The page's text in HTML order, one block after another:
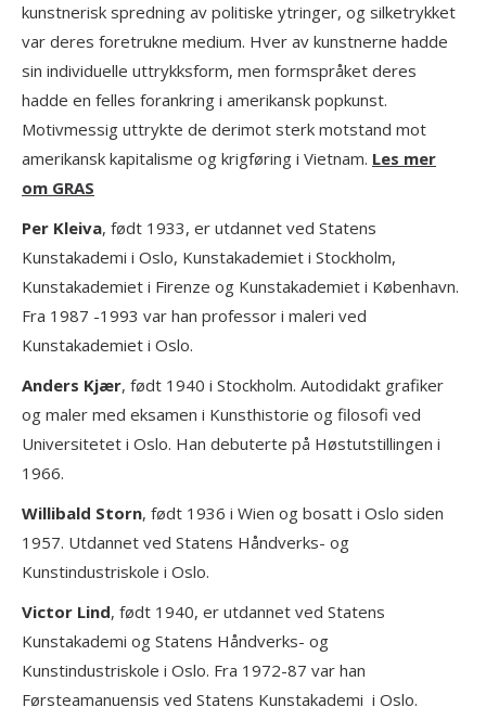
kunstnerisk spredning av politiske ytringer, og silketrykket
var deres foretrukne medium. Hver av kunstnerne hadde
sin individuelle uttrykksform, men formspråket deres
hadde en felles forankring i amerikansk popkunst.
Motivmessig uttrykte de derimot sterk motstand mot
amerikansk kapitalisme og krigføring i Vietnam. Les mer
om GRAS
Per Kleiva, født 1933, er utdannet ved Statens
Kunstakademi i Oslo, Kunstakademiet i Stockholm,
Kunstakademiet i Firenze og Kunstakademiet i København.
Fra 1987 -1993 var han professor i maleri ved
Kunstakademiet i Oslo.
Anders Kjær, født 1940 i Stockholm. Autodidakt grafiker
og maler med eksamen i Kunsthistorie og filosofi ved
Universitetet i Oslo. Han debuterte på Høstutstillingen i
1966.
Willibald Storn, født 1936 i Wien og bosatt i Oslo siden
1957. Utdannet ved Statens Håndverks- og
Kunstindustriskole i Oslo.
Victor Lind, født 1940, er utdannet ved Statens
Kunstakademi og Statens Håndverks- og
Kunstindustriskole i Oslo. Fra 1972-87 var han
Førsteamanuensis ved Statens Kunstakademi i Oslo.